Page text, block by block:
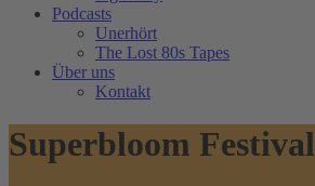
Podcasts
Unerhört
The Lost 80s Tapes
Über uns
Kontakt
Superbloom Festival